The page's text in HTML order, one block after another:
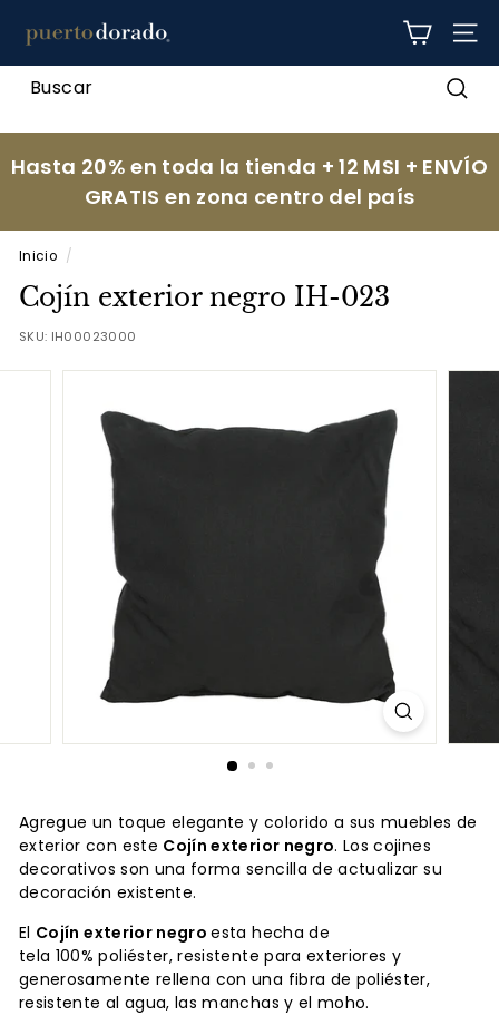
directamente
contenido
p
u
e
r
t
o
r
a
d
o
Hasta 20% en toda la tienda + 12 MSI + ENVÍO
GRATIS en zona centro del país
Inicio /
Cojín exterior negro IH-023
SKU: IH00023000
Agregue un toque elegante y colorido a sus muebles de
exterior con este Cojín exterior negro.Los cojines
decorativos son una forma sencilla de actualizar su
decoración existente.
El Cojín exterior negro esta hecha de
tela 100% poliéster, resistente para exteriores y
generosamente rellena con una fibra de poliéster,
resistente al agua, las manchas y el moho.